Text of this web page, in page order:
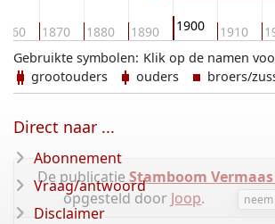
1870 1880 1890 1900 1910
Klik op de namen
Gebruikte symbolen:
grootouders
ouders broers/
De publicatie Stamboom
opgesteld door Joop.
Direct naar ...
Abonnement
Vraag/antwoord
Disclaimer